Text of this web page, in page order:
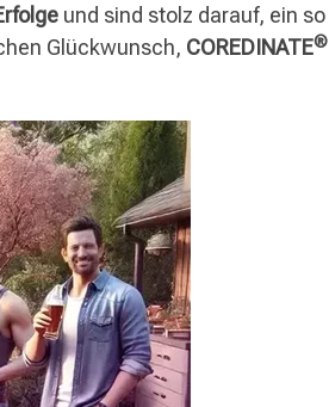
und sind stolz darauf, ein so
Glückwunsch, COREDINATE®